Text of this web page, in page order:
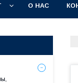
О НАС